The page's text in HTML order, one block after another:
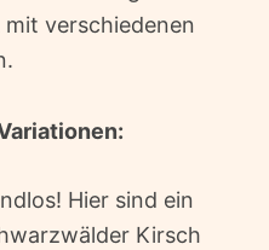
verschiedenen
Hier sind ein
Kirsch